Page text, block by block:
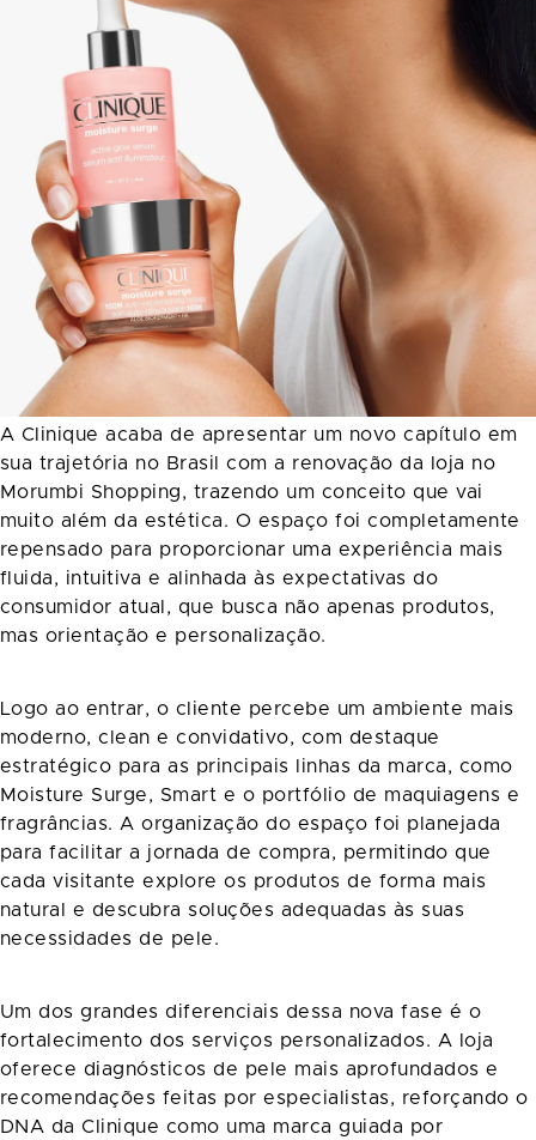
A Clinique acaba de apresentar um novo capítulo em
sua trajetória no Brasil com a renovação da loja no
Morumbi Shopping, trazendo um conceito que vai
muito além da estética. O espaço foi completamente
repensado para proporcionar uma experiência mais
fluida, intuitiva e alinhada às expectativas do
consumidor atual, que busca não apenas produtos,
mas orientação e personalização.
Logo ao entrar, o cliente percebe um ambiente mais
moderno, clean e convidativo, com destaque
estratégico para as principais linhas da marca, como
Moisture Surge, Smart e o portfólio de maquiagens e
fragrâncias. A organização do espaço foi planejada
para facilitar a jornada de compra, permitindo que
cada visitante explore os produtos de forma mais
natural e descubra soluções adequadas às suas
necessidades de pele.
Um dos grandes diferenciais dessa nova fase é o
fortalecimento dos serviços personalizados. A loja
oferece diagnósticos de pele mais aprofundados e
recomendações feitas por especialistas, reforçando o
DNA da Clinique como uma marca guiada por